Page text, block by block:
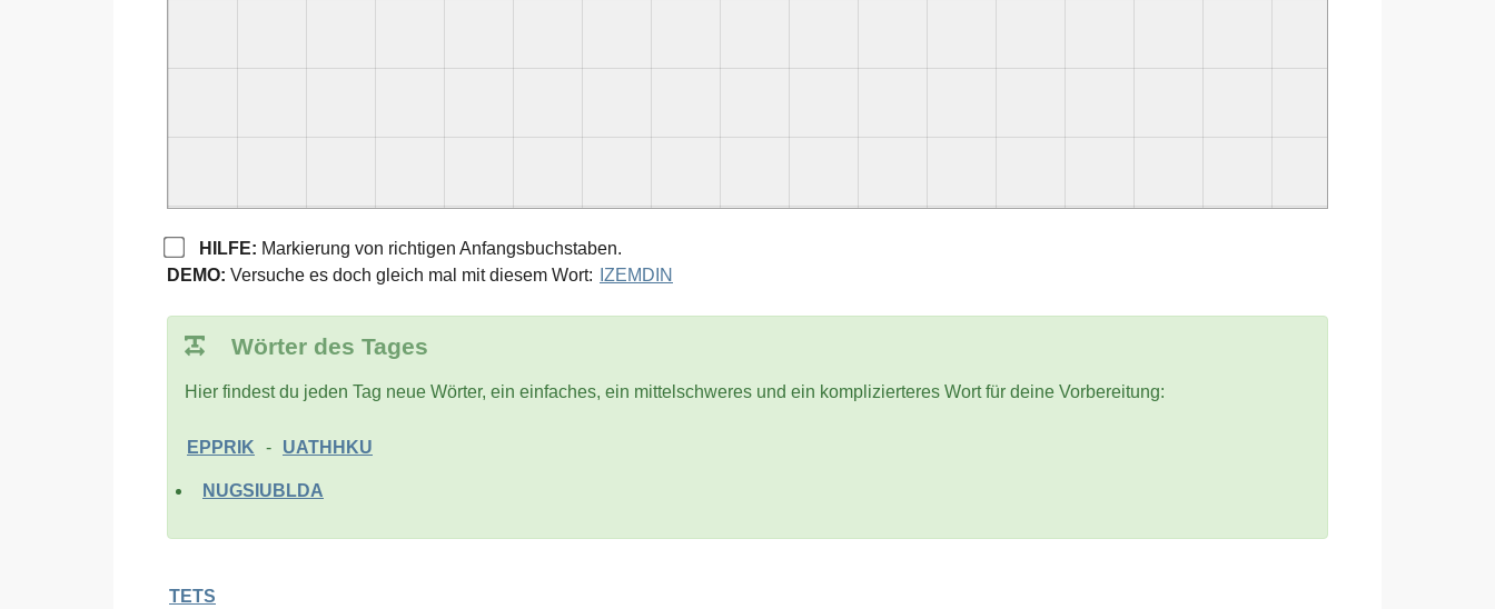
HILFE: Markierung von richtigen Anfangsbuchstaben.
DEMO: Versuche es doch gleich mal mit diesem Wort: IZEMDIN
Wörter des Tages
Hier findest du jeden Tag neue Wörter, ein einfaches, ein mittelschweres und ein komplizierteres Wort für deine Vorbereitung:
EPPRIK - UATHHKU
NUGSIUBLDA
TETS